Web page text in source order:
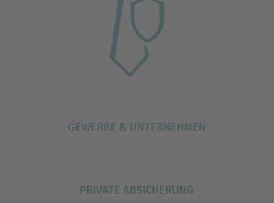
GEWERBE & UNTERNEHMEN
PRIVATE ABSICHERUNG